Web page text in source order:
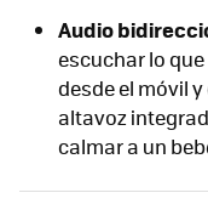
Audio
escuchar lo
desde el móvil
altavoz
calmar a un